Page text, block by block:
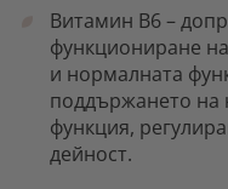
Витамин B6 –
функциониране на
и нормалната
поддържането на
функция,
дейност.